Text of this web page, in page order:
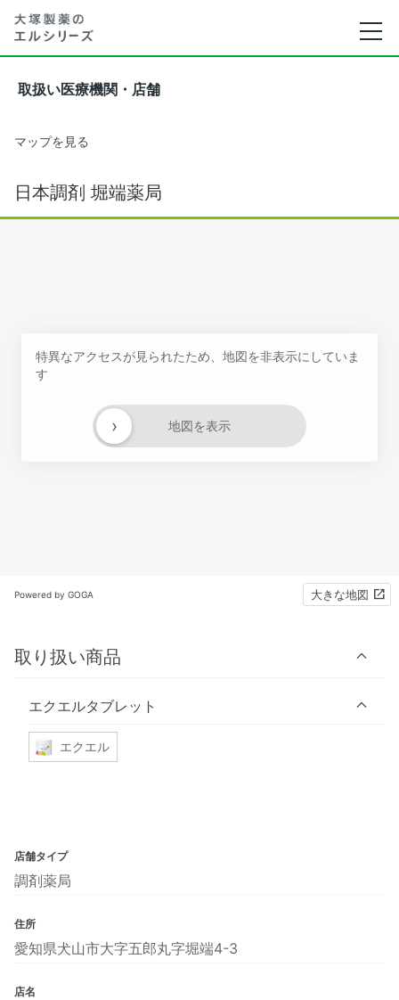
取扱い医療機関・店舗
マップを見る
日本調剤 堀端薬局
特異なアクセスが見られたため、地図を非表示にしていま
す
地図を表示
›
Powered by GOGA 大きな地図
取り扱い商品
エクエルタブレット
エクエル
店舗タイプ
調剤薬局
住所
愛知県犬山市大字五郎丸字堀端4-3
店名